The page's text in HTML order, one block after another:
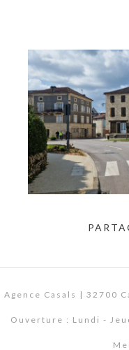
Agence Casals | 32700
Ouverture : Lundi -